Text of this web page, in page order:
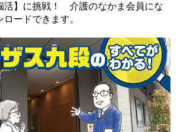
活】に挑戦！ 介護のなかま会員にな
ードできます。